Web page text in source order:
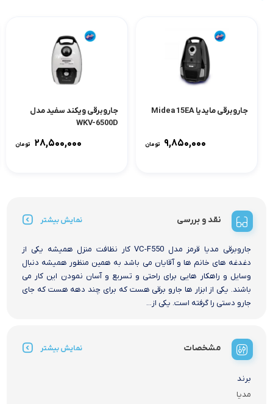
جاروبرقی مایدیا Midea 15EA
۹,۸۵۰,۰۰۰ تومان
جاروبرقی ویکند سفید مدل
WKV-6500D
۲۸,۵۰۰,۰۰۰ تومان
نقد و بررسی نمایش بیشتر
جاروبرقی مدیا قرمز مدل VC-F550 کار نظافت منزل همیشه یکی از
دغدغه های خانم ها و آقایان می باشد به همین منظور همیشه دنبال
وسایل و راهکار هایی برای راحتی و تسریع و آسان نمودن این کار می
باشند. یکی از ابزار ها جارو برقی هست که برای چند دهه هست که جای
جارو دستی را گرفته است. یکی از...
مشخصات نمایش بیشتر
برند
مدیا